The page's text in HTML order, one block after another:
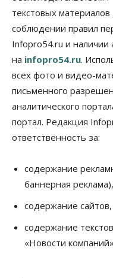
настоящая
обзванивают
перед зачислением
06 Августа 2026, 13:00
Власть
Режим ЧС ввели в
06 Августа 2026, 12:15
Новосибирск
Путина
Бизнес Недвижимость
06 Августа 2026, 12:00
Телекоммуникации
В 16 населённых
текстовых материалов
соблюдении правил
Infopro54.ru и наличии
на infopro54.ru.
всех фото и видео-
письменного
аналитического
портал. Редакция
ответственность за:
содержание
баннерная реклама),
содержание
содержание
«Новости